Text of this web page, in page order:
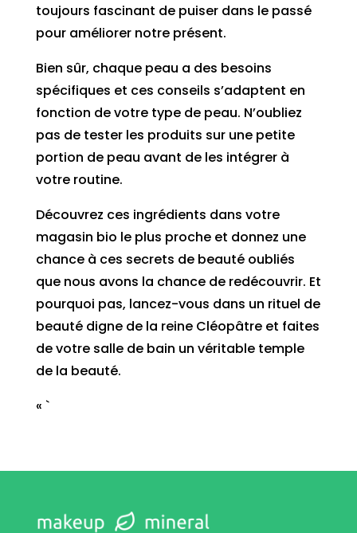
toujours fascinant de puiser dans le passé
pour améliorer notre présent.
Bien sûr, chaque peau a des besoins
spécifiques et ces conseils s’adaptent en
fonction de votre type de peau. N’oubliez
pas de tester les produits sur une petite
portion de peau avant de les intégrer à
votre routine.
Découvrez ces ingrédients dans votre
magasin bio le plus proche et donnez une
chance à ces secrets de beauté oubliés
que nous avons la chance de redécouvrir. Et
pourquoi pas, lancez-vous dans un rituel de
beauté digne de la reine Cléopâtre et faites
de votre salle de bain un véritable temple
de la beauté.
« `